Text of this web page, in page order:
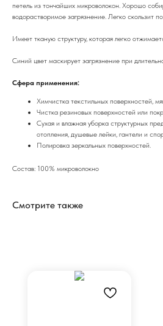
петель из тончайших микроволокон. Хорошо
водорастворимое загрязнение. Легко скользит
Имеет тканую структуру, которая легко
Синий цвет маскирует загрязнение при
Сфера применения:
Химчистка текстильных поверхностей,
Чистка резиновых поверхностей или
Сухая и влажная уборка структурных
отопления, душевые лейки, гантели и
Полировка зеркальных поверхностей.
Состав: 100% микроволокно
Смотрите также